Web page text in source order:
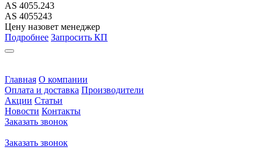
AS 4055.243
AS 4055243
Цену назовет менеджер
Подробнее Запросить КП
Главная О компании
Оплата и доставка Производители
Акции Статьи
Новости Контакты
Заказать звонок
Заказать звонок